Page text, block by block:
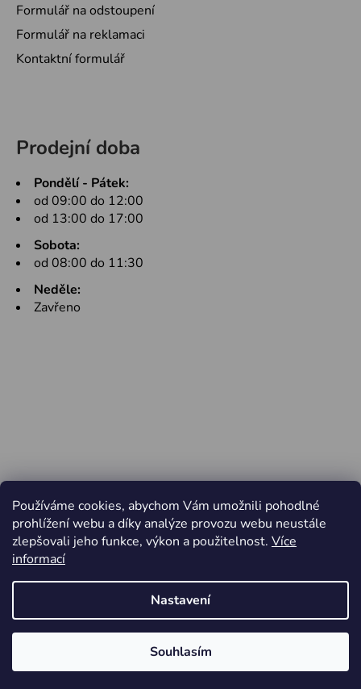
Používáme cookies, abychom Vám umožnili pohodlné
prohlížení webu a díky analýze provozu webu neustále
zlepšovali jeho funkce, výkon a použitelnost. Více
informací
Nastavení
Souhlasím
Formulář na odstoupení
Formulář na reklamaci
Kontaktní formulář
Prodejní doba
Pondělí - Pátek:
od 09:00 do 12:00
od 13:00 do 17:00
Sobota:
od 08:00 do 11:30
Neděle:
Zavřeno
Vytvořil Shoptet
Jiří Minařík - Cyklo Rajhrad
práva vyhrazena.